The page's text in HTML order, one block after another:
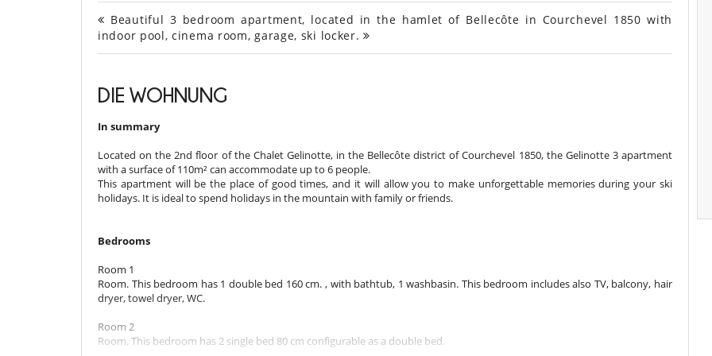
Beautiful 3 bedroom apartment, located in the hamlet of Bellecôte in Courchevel 1850 with
indoor pool, cinema room, garage, ski locker.
DIE WOHNUNG
In summary
Located on the 2nd floor of the Chalet Gelinotte, in the Bellecôte district of Courchevel 1850, the Gelinotte 3 apartment
with a surface of 110m² can accommodate up to 6 people.
This apartment will be the place of good times, and it will allow you to make unforgettable memories during your ski
holidays. It is ideal to spend holidays in the mountain with family or friends.
Bedrooms
Room 1
Room. This bedroom has 1 double bed 160 cm. , with bathtub, 1 washbasin. This bedroom includes also TV, balcony, hair
dryer, towel dryer, WC.
Room 2
Room. This bedroom has 2 single bed 80 cm configurable as a double bed.